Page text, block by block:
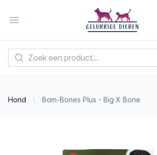
Open menu
Your Company
Hond Bam-Bones Plus - Big X Bone